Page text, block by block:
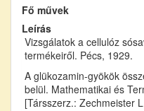
Fő művek
Leírás
Vizsgálatok a cellulóz
termékeiről. Pécs, 1929.
A glükozamin-gyökök
belül. Mathematikai és
[Társszerz.: Zechmeister